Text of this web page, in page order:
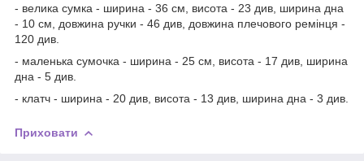
- велика сумка - ширина - 36 см, висота - 23 див, ширина дна
- 10 см, довжина ручки - 46 див, довжина плечового ремінця -
120 див.
- маленька сумочка - ширина - 25 см, висота - 17 див, ширина
дна - 5 див.
- клатч - ширина - 20 див, висота - 13 див, ширина дна - 3 див.
Приховати